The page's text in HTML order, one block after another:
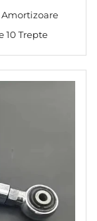
Amortizoare
10 Trepte